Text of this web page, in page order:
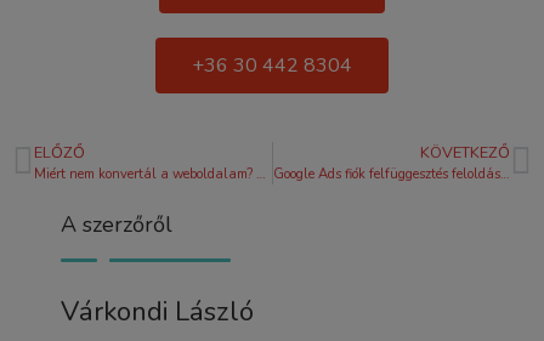
+36 30 442 8304
ELŐZŐ
Miért nem konvertál a weboldalam? 2026-os konverzió-audit és checklist
KÖVETKEZŐ
Google Ads fiók felfüggesztés feloldása: Útmutató a sikeres fellebbezéshez 2026-ban
A szerzőről
Várkondi László